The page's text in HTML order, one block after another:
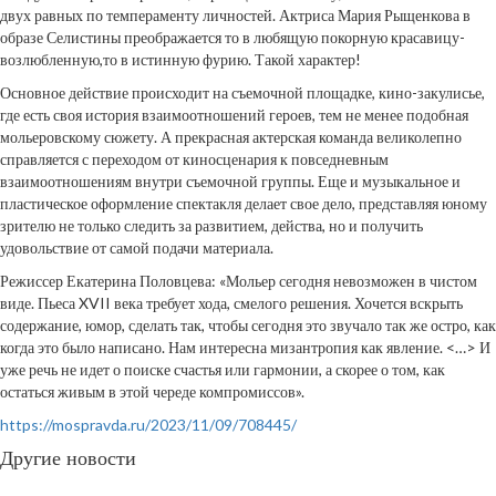
двух равных по темпераменту личностей. Актриса Мария Рыщенкова в
образе Селистины преображается то в любящую покорную красавицу-
возлюбленную,то в истинную фурию. Такой характер!
Основное действие происходит на съемочной площадке, кино-закулисье,
где есть своя история взаимоотношений героев, тем не менее подобная
мольеровскому сюжету. А прекрасная актерская команда великолепно
справляется с переходом от киносценария к повседневным
взаимоотношениям внутри съемочной группы. Еще и музыкальное и
пластическое оформление спектакля делает свое дело, представляя юному
зрителю не только следить за развитием, действа, но и получить
удовольствие от самой подачи материала.
Режиссер Екатерина Половцева: «Мольер сегодня невозможен в чистом
виде. Пьеса XVII века требует хода, смелого решения. Хочется вскрыть
содержание, юмор, сделать так, чтобы сегодня это звучало так же остро, как
когда это было написано. Нам интересна мизантропия как явление. <…> И
уже речь не идет о поиске счастья или гармонии, а скорее о том, как
остаться живым в этой череде компромиссов».
https://mospravda.ru/2023/11/09/708445/
Другие новости